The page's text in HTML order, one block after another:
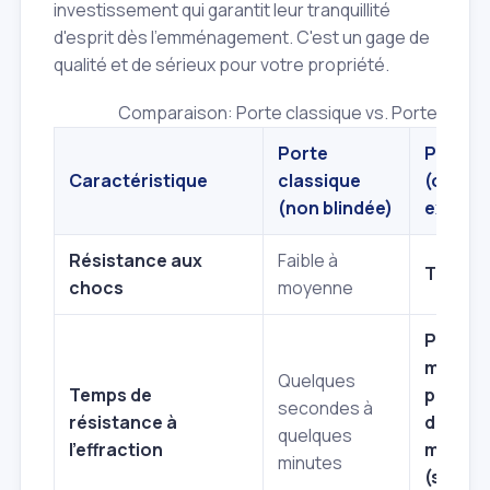
investissement qui garantit leur tranquillité
d'esprit dès l'emménagement. C'est un gage de
qualité et de sérieux pour votre propriété.
Comparaison: Porte classique vs. Porte
Caractéristique
Porte
classique
(non blindée)
Porte
(ou
Résistance aux
chocs
Faible à
moyenne
Très
Temps de
résistance à
l'effraction
Quelques
secondes à
quelques
minutes
(selon